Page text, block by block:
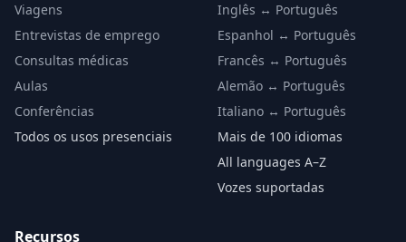
Viagens
Entrevistas de emprego
Consultas médicas
Aulas
Conferências
Todos os usos presenciais
Inglês ↔ Português
Espanhol ↔ Português
Francês ↔ Português
Alemão ↔ Português
Italiano ↔ Português
Mais de 100 idiomas
All languages A–Z
Vozes suportadas
Recursos